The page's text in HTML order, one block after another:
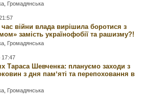
, Громадянська
час війни влада вирішила боротися з
замість українофобії та рашизму?!
, Громадянська
17:47
Тараса Шевченка: плануємо заходи з
з дня памʼяті та перепоховання в
, Громадянська